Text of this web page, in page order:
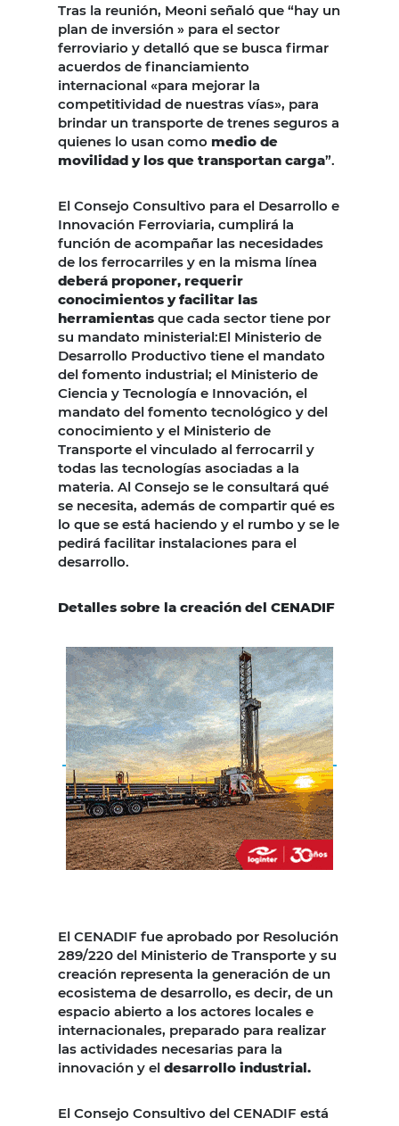
Tras la reunión, Meoni señaló que “hay un
plan de inversión » para el sector
ferroviario y detalló que se busca firmar
acuerdos de financiamiento
internacional «para mejorar la
competitividad de nuestras vías», para
brindar un transporte de trenes seguros a
quienes lo usan como medio de
movilidad y los que transportan carga”.
El Consejo Consultivo para el Desarrollo e
Innovación Ferroviaria, cumplirá la
función de acompañar las necesidades
de los ferrocarriles y en la misma línea
deberá proponer, requerir
conocimientos y facilitar las
herramientas que cada sector tiene por
su mandato ministerial:El Ministerio de
Desarrollo Productivo tiene el mandato
del fomento industrial; el Ministerio de
Ciencia y Tecnología e Innovación, el
mandato del fomento tecnológico y del
conocimiento y el Ministerio de
Transporte el vinculado al ferrocarril y
todas las tecnologías asociadas a la
materia. Al Consejo se le consultará qué
se necesita, además de compartir qué es
lo que se está haciendo y el rumbo y se le
pedirá facilitar instalaciones para el
desarrollo.
Detalles sobre la creación del CENADIF
El CENADIF fue aprobado por Resolución
289/220 del Ministerio de Transporte y su
creación representa la generación de un
ecosistema de desarrollo, es decir, de un
espacio abierto a los actores locales e
internacionales, preparado para realizar
las actividades necesarias para la
innovación y el desarrollo industrial.
El Consejo Consultivo del CENADIF está